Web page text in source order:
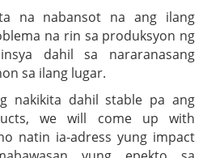
na nabansot na ang ilang
na rin sa produksyon ng
dahil sa nararanasang
sa ilang lugar.
nakikita dahil stable pa ang
we will come up with
natin ia-adress yung impact